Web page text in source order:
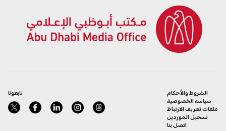
تابعونا
الشروط والأحكام
سياسة الخصوصية
ملفات تعريف الارتباط
تسجيل الموردين
اتصل بنا